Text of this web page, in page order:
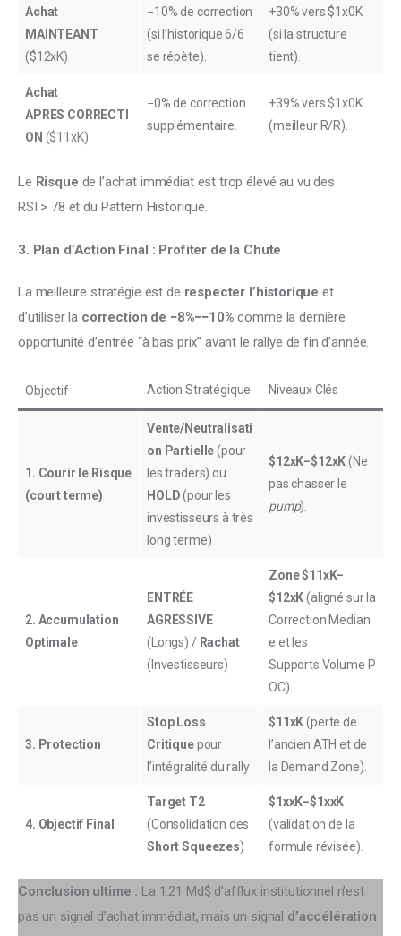
Achat
MAINTEANT
($12xK)
−10% de correction
(si l’historique 6/6
se répète).
+30% vers $1x0K
(si la structure
tient).
Achat
APRES CORRECTI
ON ($11xK)
−0% de correction
supplémentaire.
+39% vers $1x0K
(meilleur R/R).
Le Risque de l’achat immédiat est trop élevé au vu des
RSI > 78 et du Pattern Historique.
3. Plan d’Action Final : Profiter de la Chute
La meilleure stratégie est de respecter l’historique et
d’utiliser la correction de −8%−−10% comme la dernière
opportunité d’entrée “à bas prix” avant le rallye de fin d’année.
Objectif Action Stratégique Niveaux Clés
1. Courir le Risque
(court terme)
Vente/Neutralisati
on Partielle(pour
les traders) ou
HOLD(pour les
investisseurs à très
long terme)
$12xK−$12xK(Ne
pas chasser le
pump).
2. Accumulation
Optimale
ENTRÉE
AGRESSIVE
(Longs) / Rachat
(Investisseurs)
Zone $11xK−
$12xK(aligné sur la
Correction Median
e et les
Supports Volume P
OC).
3. Protection
Stop Loss
Critiquepour
l’intégralité du rally
$11xK(perte de
l’ancien ATH et de
la Demand Zone).
4. Objectif Final
Target T2
(Consolidation des
Short Squeezes)
$1xxK−$1xxK
(validation de la
formule révisée).
Conclusion ultime : La 1.21 Md$ d’afflux institutionnel n’est
pas un signal d’achat immédiat, mais un signal d’accélération